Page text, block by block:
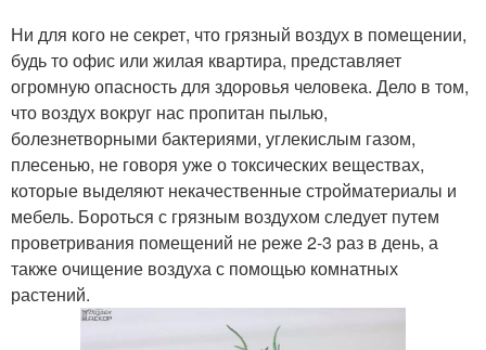
Ни для кого не секрет, что грязный воздух в помещении,
будь то офис или жилая квартира, представляет
огромную опасность для здоровья человека. Дело в том,
что воздух вокруг нас пропитан пылью,
болезнетворными бактериями, углекислым газом,
плесенью, не говоря уже о токсических веществах,
которые выделяют некачественные стройматериалы и
мебель. Бороться с грязным воздухом следует путем
проветривания помещений не реже 2-3 раз в день, а
также очищение воздуха с помощью комнатных
растений.